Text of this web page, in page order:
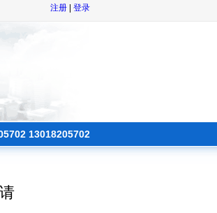
注册 登录
13018205702